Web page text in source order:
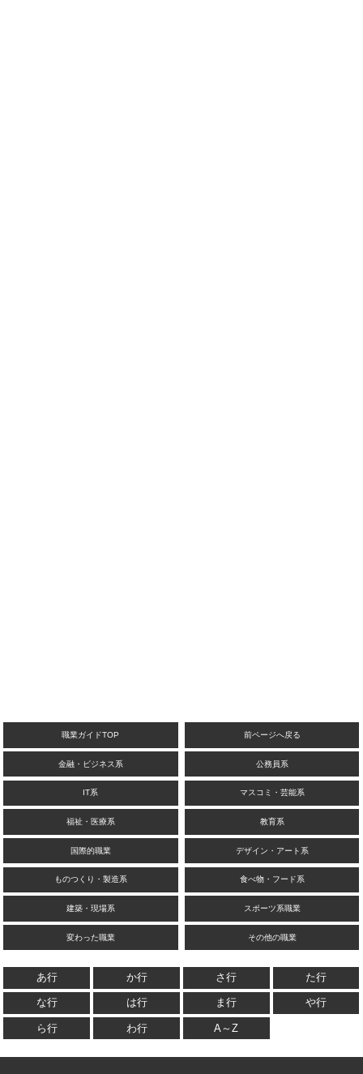
職業ガイドTOP 前ページへ戻る
金融・ビジネス系 公務員系
IT系 マスコミ・芸能系
福祉・医療系 教育系
国際的職業 デザイン・アート系
ものつくり・製造系 食べ物・フード系
建築・現場系 スポーツ系職業
変わった職業 その他の職業
あ行 か行 さ行 た行
な行 は行 ま行 や行
ら行 わ行 A～Z